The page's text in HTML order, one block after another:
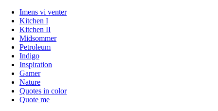
Imens vi venter
Kitchen I
Kitchen II
Midsommer
Petroleum
Indigo
Inspiration
Gamer
Nature
Quotes in color
Quote me